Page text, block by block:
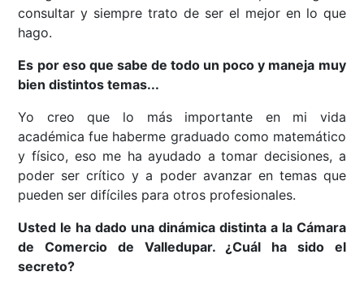
consultar y siempre trato de ser el mejor en lo que
hago.
Es por eso que sabe de todo un poco y maneja muy
bien distintos temas...
Yo creo que lo más importante en mi vida
académica fue haberme graduado como matemático
y físico, eso me ha ayudado a tomar decisiones, a
poder ser crítico y a poder avanzar en temas que
pueden ser difíciles para otros profesionales.
Usted le ha dado una dinámica distinta a la Cámara
de Comercio de Valledupar. ¿Cuál ha sido el
secreto?